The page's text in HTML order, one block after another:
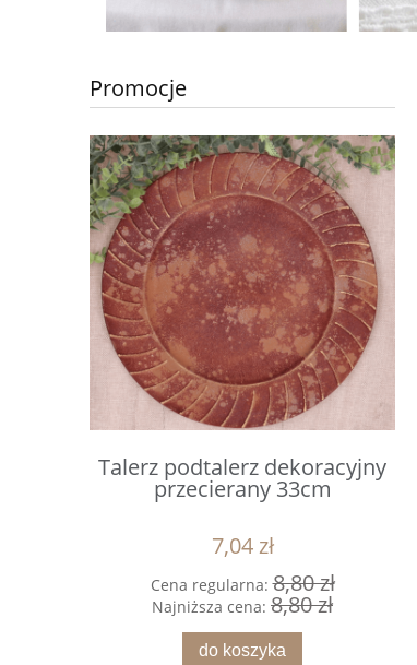
Promocje
Talerz podtalerz dekoracyjny
przecierany 33cm
7,04 zł
Cena regularna:8,80 zł
Najniższa cena: 8,80 zł
do koszyka